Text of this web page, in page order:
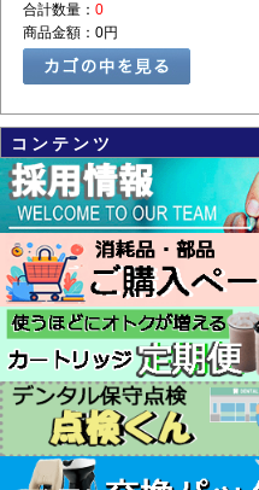
合計数量： 0
商品金額： 0円
コンテンツ